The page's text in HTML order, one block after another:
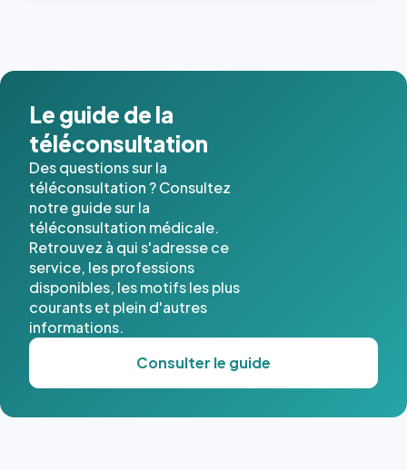
Le guide de la
téléconsultation
Des questions sur la
téléconsultation ? Consultez
notre guide sur la
téléconsultation médicale.
Retrouvez à qui s'adresse ce
service, les professions
disponibles, les motifs les plus
courants et plein d'autres
informations.
Consulter le guide